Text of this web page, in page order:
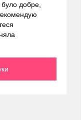
добре,